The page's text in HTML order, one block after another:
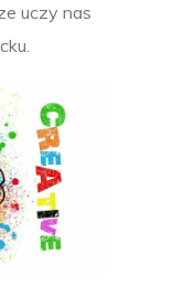
uczy nas